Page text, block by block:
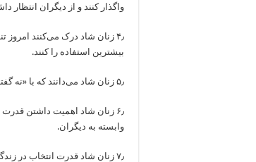
واگذار کنند و از دیگران انتظار
۴٫ زنان شاد درک می‌کنند
بیشترین استفاده را کنند.
۵٫ زنان شاد می‌دانند که با «نه گفتن» به دیگران فرصتی را پیدا می‌کنند که به خودشان «آری» بگویند.
۶٫ زنان شاد اهمیت داشتن
وابسته به دیگران.
۷٫ زنان شاد قدرت انتخاب در زندگی را باور دارند بنابراین به انتخاب‌های زندگی‌شان توجه ویژه‌ای می‌کنند.